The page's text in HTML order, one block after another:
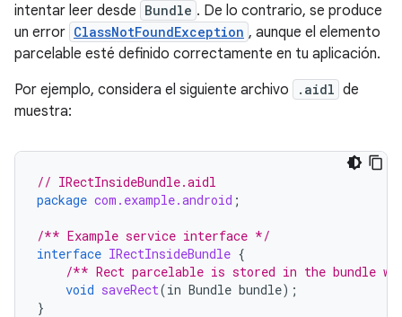
intentar leer desde Bundle . De lo contrario, se produce
un error ClassNotFoundException , aunque el elemento
parcelable esté definido correctamente en tu aplicación.
Por ejemplo, considera el siguiente archivo
.aidl de
muestra:
// IRectInsideBundle.aidl
package com.example.android ;
/** Example service interface */
interface IRectInsideBundle {
/** Rect parcelable is stored in the bundle
void saveRect(in Bundle bundle);
}